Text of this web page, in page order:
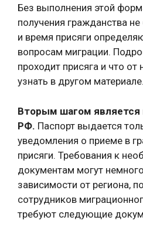
Без выполнения этой
получения гражданства
и время присяги
вопросам миграции.
проходит присяга и что
узнать в другом материале.
Вторым шагом является
РФ. Паспорт выдается
уведомления о приеме в
присяги. Требования к
документам могут
зависимости от региона,
сотрудников
требуют следующие